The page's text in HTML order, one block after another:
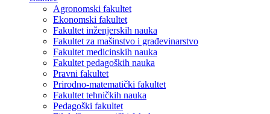
Agronomski fakultet
Ekonomski fakultet
Fakultet inženjerskih nauka
Fakultet za mašinstvo i građevinarstvo
Fakultet medicinskih nauka
Fakultet pedagoških nauka
Pravni fakultet
Prirodno-matematički fakultet
Fakultet tehničkih nauka
Pedagoški fakultet